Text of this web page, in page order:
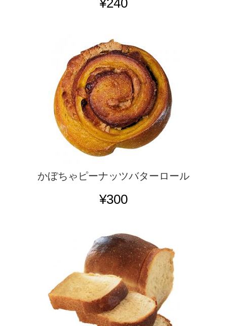
¥240
かぼちゃピーナッツバターロール
¥300